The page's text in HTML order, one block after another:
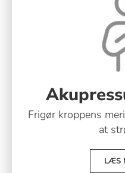
Frigør kroppens
at
LÆS